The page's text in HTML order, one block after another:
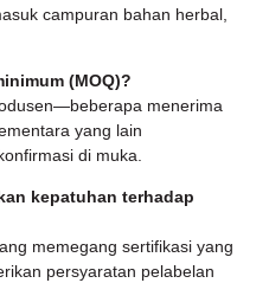
campuran bahan herbal,
(MOQ)?
menerima
yang lain
di muka.
kepatuhan terhadap
memegang sertifikasi yang
persyaratan pelabelan